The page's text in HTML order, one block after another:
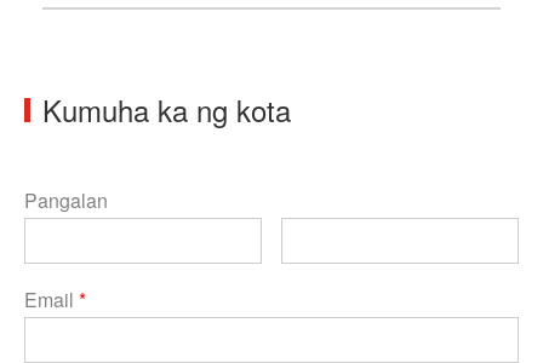
Kumuha ka ng kota
Pangalan
Email *